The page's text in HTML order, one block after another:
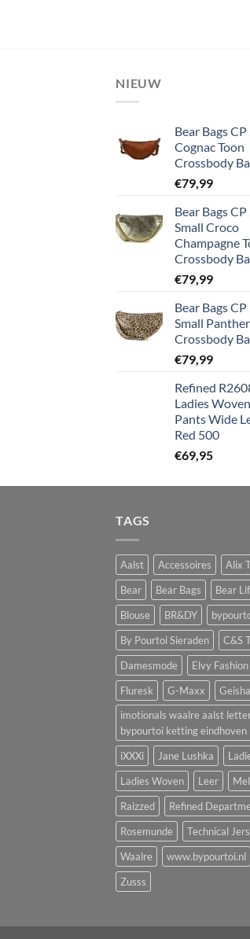
NIEUW
Bear Bags
Cognac Toon
Crossbody
€79,99
Bear Bags
Small Croco
Champagne
Crossbody
€79,99
Bear Bags
Small
Crossbody
€79,99
Refined
Ladies
Pants Wide
Red 500
€69,95
TAGS
Aalst Accessoires Alix
Bear
Bear Bags Bear
Blouse
BR&DY
By Pourtoi Sieraden
C&S
Damesmode
Elvy Fashion
Fluresk
G-Maxx Geisha
imotionals waalre aalst
bypourtoi ketting eindhoven
iXXXi
Jane Lushka
Ladies Woven
Leer
Raizzed
Refined
Rosemunde
Technical
Waalre
www.bypourtoi.nl
Zusss